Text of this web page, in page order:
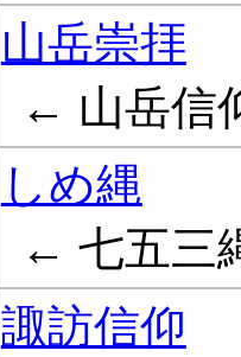
山岳崇拝
← 山岳信
しめ縄
← 七五三
諏訪信仰